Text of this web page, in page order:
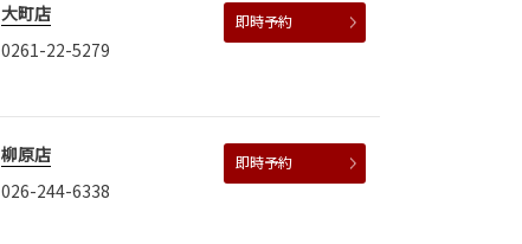
大町店
0261-22-5279
即時予約
柳原店
026-244-6338
即時予約